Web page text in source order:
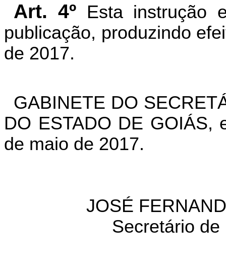
Art. 4º Esta instrução
publicação, produzindo
de 2017.
GABINETE DO
DO ESTADO DE GOIÁS,
de maio de 2017.
JOSÉ
Secretário